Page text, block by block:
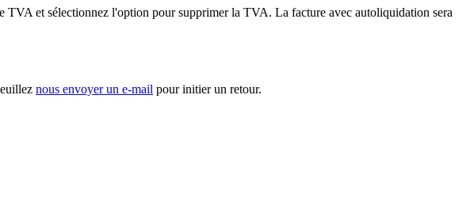
et sélectionnez l'option pour supprimer la TVA. La facture avec autoliquidation sera
nous envoyer un e-mail pour initier un retour.